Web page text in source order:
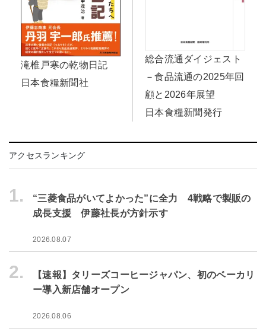
滝椎戸寒の乾物日記
日本食糧新聞社
総合流通ダイジェスト
－食品流通の2025年回
顧と2026年展望
日本食糧新聞発行
アクセスランキング
1.
“三菱食品がいてよかった”に全力 4戦略で製販の
成長支援 伊藤社長が方針示す
2026.08.07
2.
【速報】タリーズコーヒージャパン、初のベーカリ
ー導入新店舗オープン
2026.08.06